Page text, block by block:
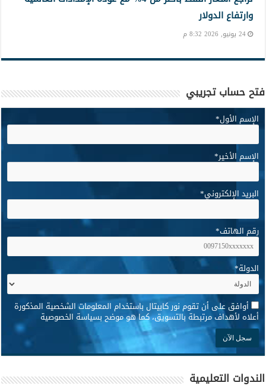
وارتفاع الدولار
24 يونيو, 2026 8:32 م
فتح حساب تجريبي
الإسم الأول*
الإسم الأخير*
البريد الإلكتروني*
رقم الهاتف*
الدولة*
* أوافق على أن تقوم نور كابيتال باستخدام المعلومات الشخصية المذكورة
أعلاه لأهداف مرتبطة بالتسويق، كما هو موضح بسياسة الخصوصية
الندوات التعليمية